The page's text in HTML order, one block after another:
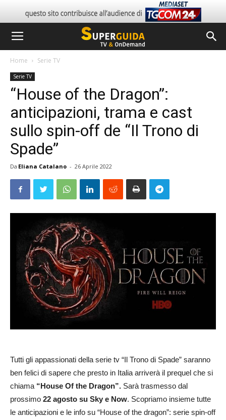
Home Serie TV
Serie TV
“House of the Dragon”:
anticipazioni, trama e cast
sullo spin-off de “Il Trono di
Spade”
Da Eliana Catalano - 26 Aprile 2022
Tutti gli appassionati della serie tv “Il Trono di Spade” saranno
ben felici di sapere che presto in Italia arriverà il prequel che si
chiama “House Of the Dragon”. Sarà trasmesso dal
prossimo 22 agosto su Sky e Now. Scopriamo insieme tutte
le anticipazioni e le info su “House of the dragon”: serie spin-off